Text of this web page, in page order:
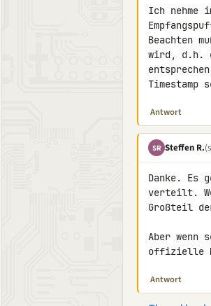
Ich nehme
Beachten
wird, d.h.
Antwort
SR Steffen R.
Danke. Es
verteilt.
Großteil
Aber wenn
offizielle
Antwort